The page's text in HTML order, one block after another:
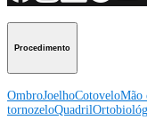
Procedimento
OmbroJoelhoCotoveloMão
tornozeloQuadril